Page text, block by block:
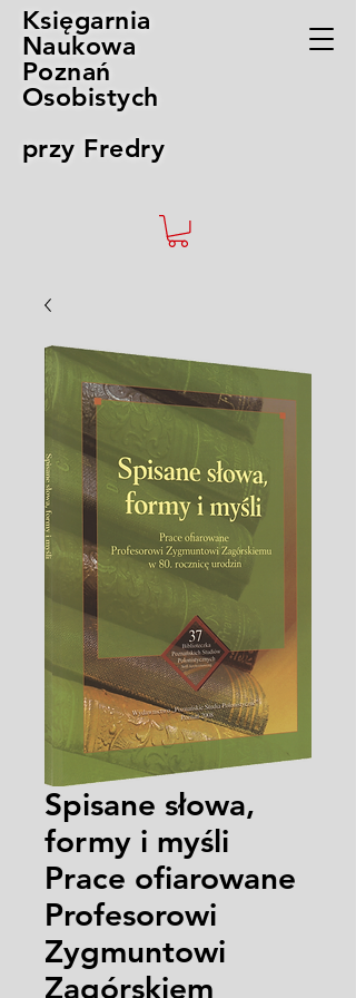
Księgarnia
Naukowa
Poznań
Osobistych
przy Fredry
Spisane słowa,
formy i myśli
Prace ofiarowane
Profesorowi
Zygmuntowi
Zagórskiem